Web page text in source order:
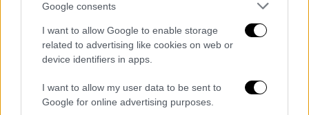
Google consents
I want to allow Google to enable storage
related to advertising like cookies on web or
device identifiers in apps.
I want to allow my user data to be sent to
Google for online advertising purposes.
διαδοχικά τις νέες πρέσβεις του Βασιλείου